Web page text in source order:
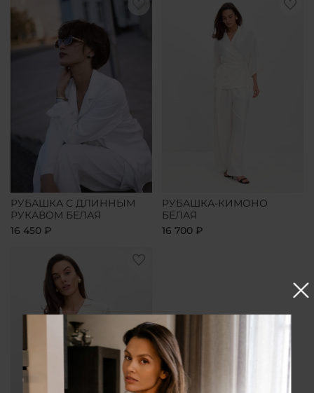
РУБАШКА С ДЛИННЫМ
РУКАВОМ БЕЛАЯ
16 450 ₽
РУБАШКА-КИМОНО
БЕЛАЯ
16 700 ₽